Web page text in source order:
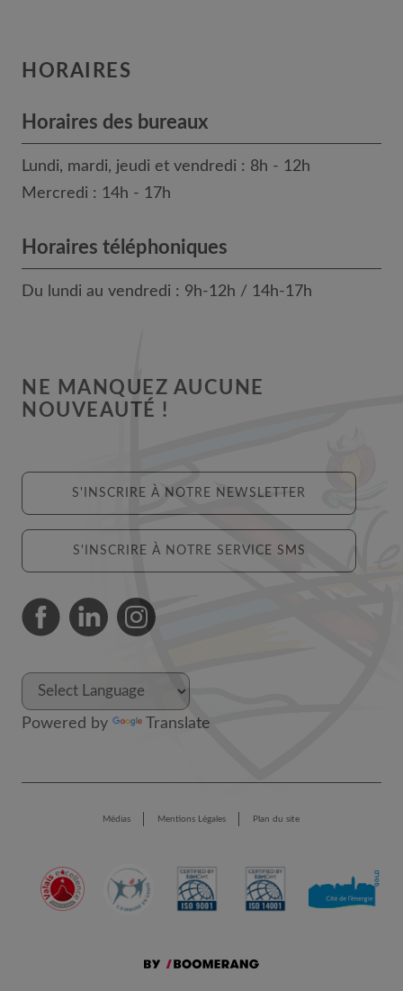
HORAIRES
Horaires des bureaux
Lundi, mardi, jeudi et vendredi : 8h - 12h
Mercredi : 14h - 17h
Horaires téléphoniques
Du lundi au vendredi : 9h-12h / 14h-17h
NE MANQUEZ AUCUNE
NOUVEAUTÉ !
S'INSCRIRE À NOTRE NEWSLETTER
S'INSCRIRE À NOTRE SERVICE SMS
Powered by Translate
Médias Mentions Légales Plan du site